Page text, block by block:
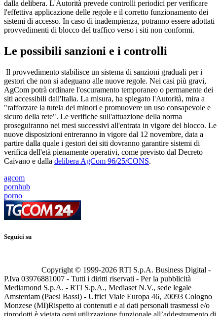
dalla delibera. L'Autorità prevede controlli periodici per verificare
l'effettiva applicazione delle regole e il corretto funzionamento dei
sistemi di accesso. In caso di inadempienza, potranno essere adottati
provvedimenti di blocco del traffico verso i siti non conformi.
Le possibili sanzioni e i controlli
Il provvedimento stabilisce un sistema di sanzioni graduali per i
gestori che non si adeguano alle nuove regole. Nei casi più gravi,
AgCom potrà ordinare l'oscuramento temporaneo o permanente dei
siti accessibili dall'Italia. La misura, ha spiegato l'Autorità, mira a
"rafforzare la tutela dei minori e promuovere un uso consapevole e
sicuro della rete". Le verifiche sull'attuazione della norma
proseguiranno nei mesi successivi all'entrata in vigore del blocco. Le
nuove disposizioni entreranno in vigore dal 12 novembre, data a
partire dalla quale i gestori dei siti dovranno garantire sistemi di
verifica dell'età pienamente operativi, come previsto dal Decreto
Caivano e dalla delibera AgCom 96/25/CONS.
agcom
pornhub
porno
Seguici su
Copyright © 1999-2026 RTI S.p.A. Business Digital -
P.Iva 03976881007 - Tutti i diritti riservati - Per la pubblicità
Mediamond S.p.A. - RTI S.p.A., Mediaset N.V., sede legale
Amsterdam (Paesi Bassi) - Uffici Viale Europa 46, 20093 Cologno
Monzese (MI)Rispetto ai contenuti e ai dati personali trasmessi e/o
riprodotti è vietata ogni utilizzazione funzionale all’addestramento di